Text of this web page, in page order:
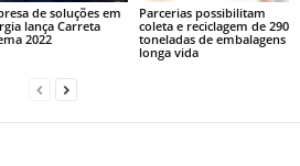
de soluções em
lança Carreta
2022
Parcerias possibilitam
coleta e reciclagem de 290
toneladas de embalagens
longa vida